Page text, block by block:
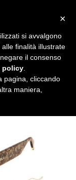
×
si avvalgono
finalità illustrate
il consenso
policy
pagina, cliccando
maniera,